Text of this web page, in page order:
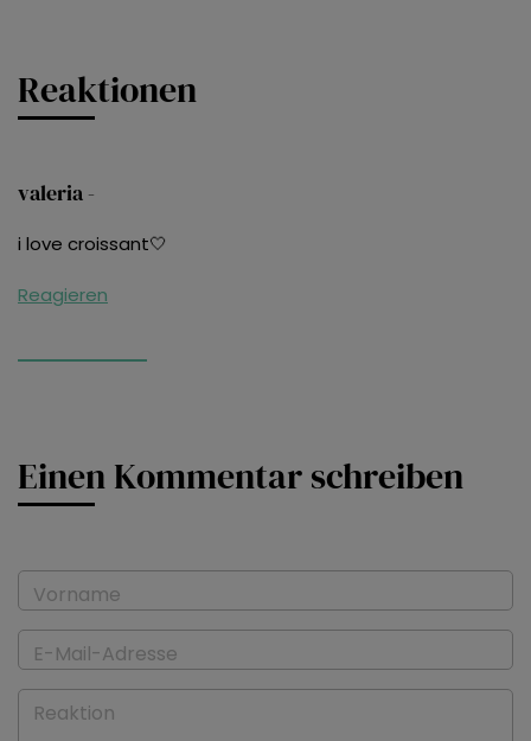
Reaktionen
valeria -
i love croissant🤍
Reagieren
Einen Kommentar schreiben
Vorname
E-Mail-Adresse
Reaktion